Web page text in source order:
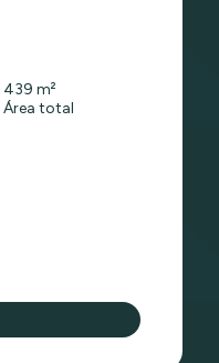
439 m²
Área total